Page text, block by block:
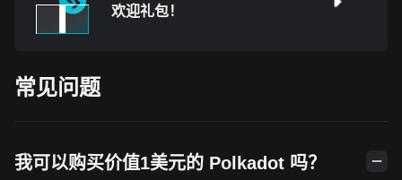
欢迎礼包！
常见问题
我可以购买价值1美元的 Polkadot 吗？